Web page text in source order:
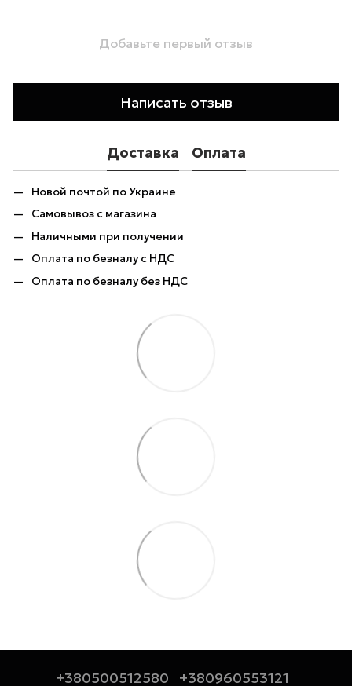
Добавьте первый отзыв
Написать отзыв
Доставка Оплата
Новой почтой по Украине
Самовывоз с магазина
Наличными при получении
Оплата по безналу с НДС
Оплата по безналу без НДС
+380500512580 +380960553121